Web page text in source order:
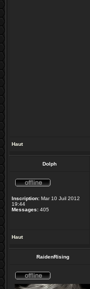
Haut
Dolph
Inscription: Mar 10 Juil 2012
19:44
Messages: 405
Haut
RaidenRising